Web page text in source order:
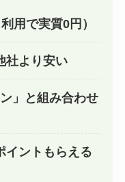
用で実質0円）
社より安い
」と組み合わせ
イントもらえる